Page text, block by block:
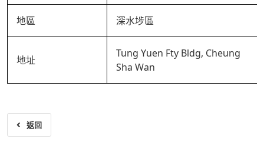
地區 深水埗區
地址
Tung Yuen Fty Bldg, Cheung
Sha Wan
返回